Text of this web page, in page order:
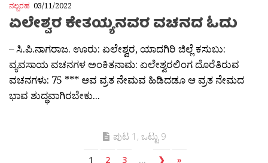
ನಲ್ಬರಹ 03/11/2022
ಏಲೇಶ್ವರ ಕೇತಯ್ಯನವರ ವಚನದ ಓದು
– ಸಿ.ಪಿ.ನಾಗರಾಜ. ಊರು: ಏಲೇಶ್ವರ, ಯಾದಗಿರಿ ಜಿಲ್ಲೆ ಕಸುಬು:
ವ್ಯವಸಾಯ ವಚನಗಳ ಅಂಕಿತನಾಮ: ಏಲೇಶ್ವರಲಿಂಗ ದೊರೆತಿರುವ
ವಚನಗಳು: 75 *** ಆವ ವ್ರತ ನೇಮವ ಹಿಡಿದಡೂ ಆ ವ್ರತ ನೇಮದ
ಭಾವ ಶುದ್ಧವಾಗಿರಬೇಕು...
ಪುಟ 1, ಒಟ್ಟು 9
1 2 3 ... ❯ »